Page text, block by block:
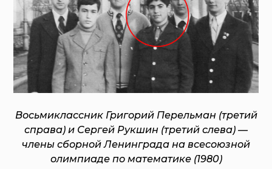
Восьмиклассник Григорий Перельман (третий
справа) и Сергей Рукшин (третий слева) —
члены сборной Ленинграда на всесоюзной
олимпиаде по математике (1980)